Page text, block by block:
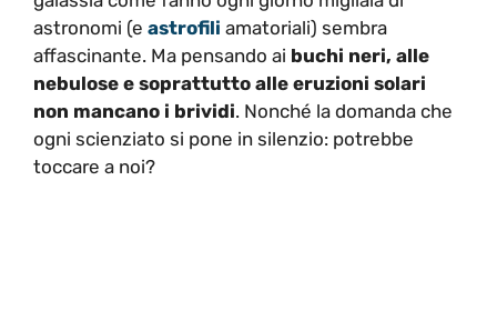
astronomi (e astrofili amatoriali) sembra
affascinante. Ma pensando ai buchi neri, alle
nebulose e soprattutto alle eruzioni solari
non mancano i brividi. Nonché la domanda che
ogni scienziato si pone in silenzio: potrebbe
toccare a noi?